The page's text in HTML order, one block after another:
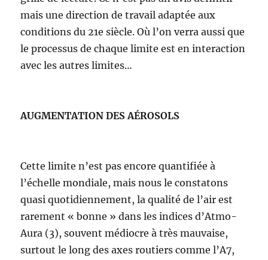
mais une direction de travail adaptée aux
conditions du 21e siècle. Où l’on verra aussi que
le processus de chaque limite est en interaction
avec les autres limites…
AUGMENTATION DES AÉROSOLS
Cette limite n’est pas encore quantifiée à
l’échelle mondiale, mais nous le constatons
quasi quotidiennement, la qualité de l’air est
rarement « bonne » dans les indices d’Atmo-
Aura (3), souvent médiocre à très mauvaise,
surtout le long des axes routiers comme l’A7,